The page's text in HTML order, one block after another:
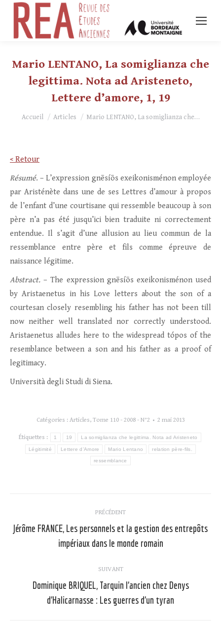
Mario LENTANO, La somiglianza che
legittima. Nota ad Aristeneto,
Lettere d’amore, 1, 19
Vous êtes ici :
Accueil Articles Mario LENTANO, La somiglianza che…
< Retour
Résumé. – L’expression gnēsíōs exeikonisménon employée
par Aristénète dans une de ses Lettres d’amour à propos
de l’enfant d’une courtisane qui ressemble beaucoup à son
père n’a pas été jusqu’ici bien traduite ni correctement
entendue. Il s’agit d’une allusion au lieu commun de la
ressemblance entre père et fils comme épreuve de
naissance légitime.
Abstract. – The expression gnēsíōs exeikonisménon used
by Aristaenetus in his Love letters about the son of a
courtesan closely resembling his father has not been till
now neither well translated nor correctly understood.
Aristaenetus alludes here to the widespread tópos of the
resemblance between a son and his father as a proof of
legitimacy.
Università degli Studi di Siena.
Catégories : Articles, Tome 110 - 2008 - N°2 2 mai 2013
Étiquettes : 1 19 La somiglianza che legittima. Nota ad Aristeneto
Légitimité Lettere d’Amore Mario Lentano relation père-fils.
ressemblance
article
PRÉCÉDENT
Article
précédent
Jérôme FRANCE, Les personnels et la gestion des entrepôts
impériaux dans le monde romain
SUIVANT
Article
suivant
Dominique BRIQUEL, Tarquin l’ancien chez Denys
d’Halicarnasse : Les guerres d’un tyran